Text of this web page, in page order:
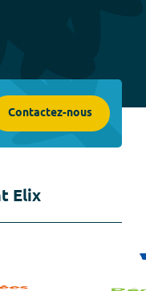
Contactez-nous
Elix